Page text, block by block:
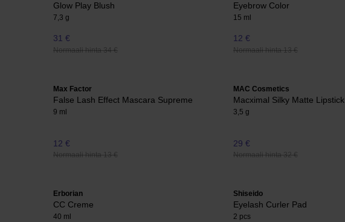
Glow Play Blush
7,3 g
31 €
Normaali hinta 34 €
Eyebrow Color
15 ml
12 €
Normaali hinta 13 €
Max Factor
False Lash Effect Mascara Supreme
9 ml
12 €
Normaali hinta 13 €
MAC Cosmetics
Macximal Silky Matte Lipstick
3,5 g
29 €
Normaali hinta 32 €
Erborian
CC Creme
40 ml
Shiseido
Eyelash Curler Pad
2 pcs